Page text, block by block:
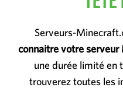
Serveurs-
connaitre votre serveur
une durée limité en
trouverez toutes les